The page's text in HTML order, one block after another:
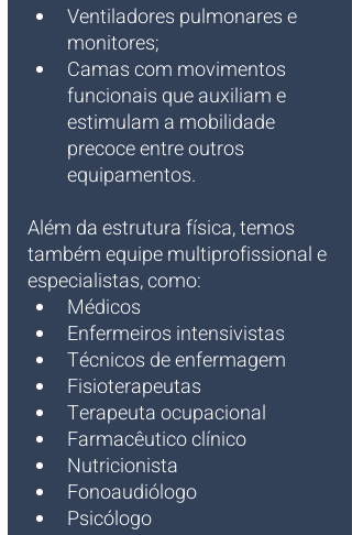
Ventiladores pulmonares e
monitores;
Camas com movimentos
funcionais que auxiliam e
estimulam a mobilidade
precoce entre outros
equipamentos.
Além da estrutura física, temos
também equipe multiprofissional e
especialistas, como:
Médicos
Enfermeiros intensivistas
Técnicos de enfermagem
Fisioterapeutas
Terapeuta ocupacional
Farmacêutico clínico
Nutricionista
Fonoaudiólogo
Psicólogo